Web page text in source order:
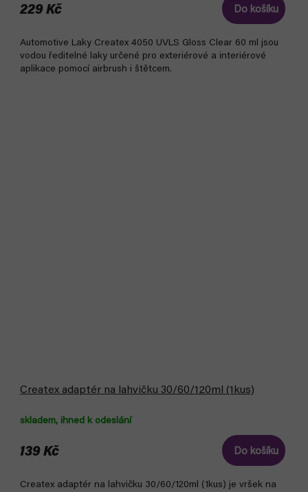
229 Kč Do košíku
Automotive Laky Createx 4050 UVLS Gloss Clear 60 ml jsou
vodou ředitelné laky určené pro exteriérové a interiérové
aplikace pomocí airbrush i štětcem.
Createx adaptér na lahvičku 30/60/120ml (1kus)
skladem, ihned k odeslání
139 Kč Do košíku
Createx adaptér na lahvičku 30/60/120ml (1kus) je vršek na